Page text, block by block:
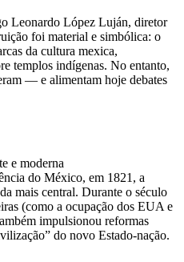
Leonardo López Luján, diretor
foi material e simbólica: o
da cultura mexica,
templos indígenas. No entanto,
— e alimentam hoje debates
e moderna
do México, em 1821, a
mais central. Durante o século
(como a ocupação dos EUA e
impulsionou reformas
do novo Estado-nação.